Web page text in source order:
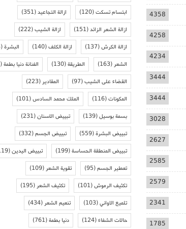
4358
4258
4234
3444
3444
3028
2627
2585
2579
2341
1785
ابتسام تسكت(120) ازالة التجاعيد(351)
ازالة الشعر الزائد(151) ازالة الشيب(222)
ازالة الكرش(137) ازالة الكلف(140) البشرة(194)
الشعر(163) الطريقة(130) الفنانة دنيا بطمة(142)
القضاء على الشيب(97) المقادير(223)
المكونات(116) الملك محمد السادس(101)
بسمة بوسيل(139) تبييض الاسنان(231)
تبييض البشرة(559) تبييض الجسم(332)
تبييض المنطقة الحساسة(199) تبييض اليدين(119)
تعطير الجسم(95) تقوية الشعر(109)
تكثيف الرموش(101) تكثيف الشعر(195)
تلميع الاواني(103) تنعيم الشعر(434)
حالات الشفاء(124) دنيا بطمة(761)